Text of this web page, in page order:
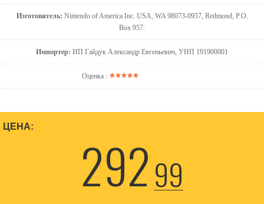
Изготовитель: Nintendo of America Inc. USA, WA 98073-0957, Redmond, P.O.
Box 957.
Импортер: ИП Гайдук Александр Евгеньевич, УНП 191900001
Оценка :
ЦЕНА:
29299